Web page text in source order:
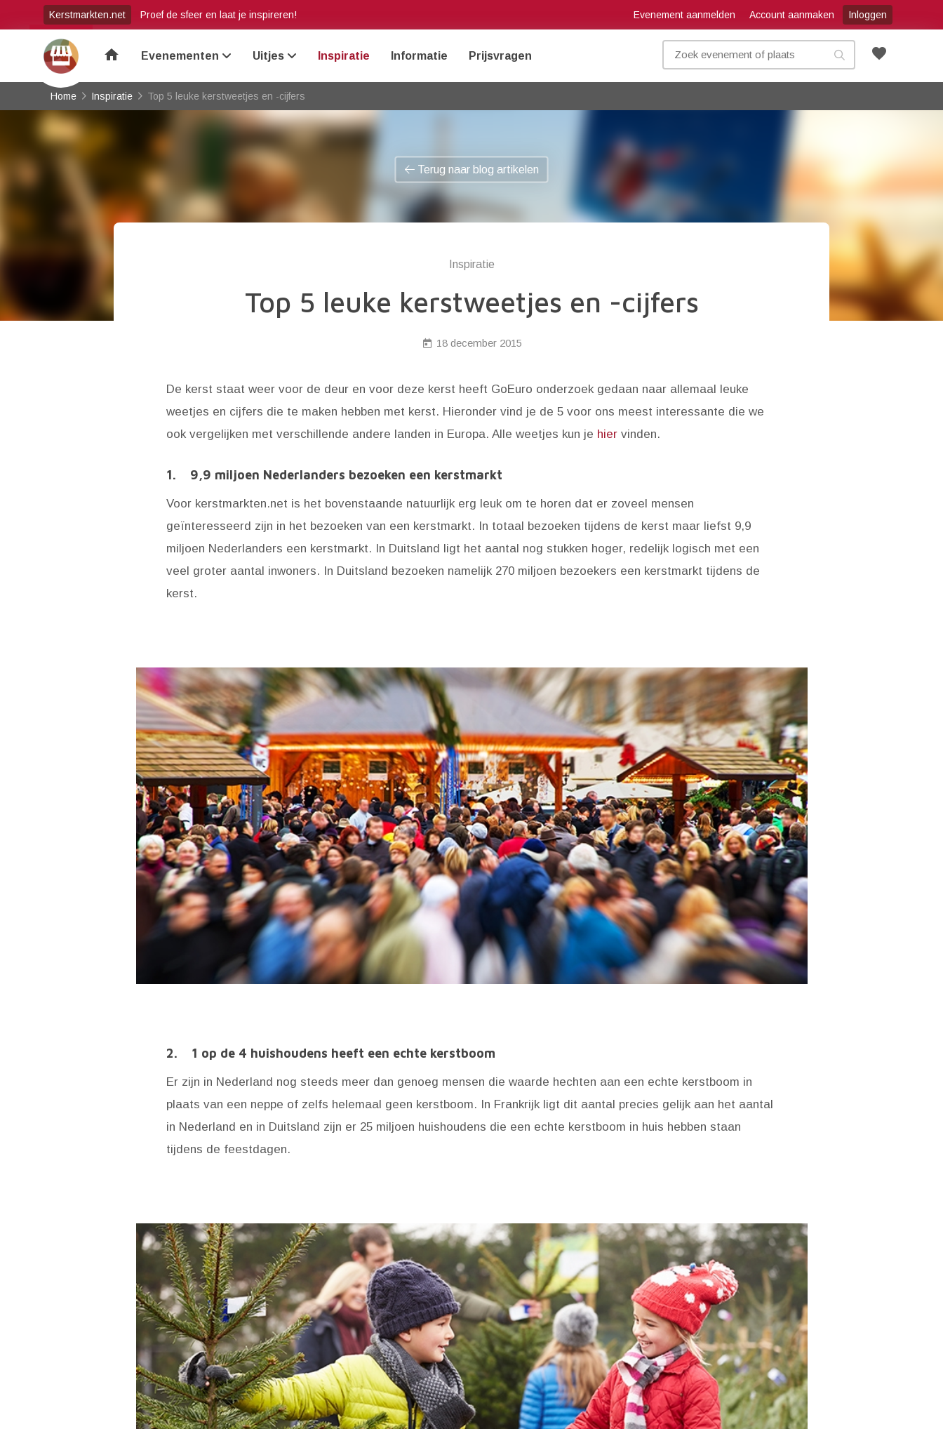
Kerstmarkten.net Proef de sfeer en laat je inspireren! Evenement aanmelden Account aanmaken Inloggen
favorite
home Evenementen Uitjes Inspiratie Informatie Prijsvragen
Home Inspiratie Top 5 leuke kerstweetjes en -cijfers
Terug naar blog artikelen
Inspiratie
Top 5 leuke kerstweetjes en -cijfers
18 december 2015
De kerst staat weer voor de deur en voor deze kerst heeft GoEuro onderzoek gedaan naar allemaal leuke
weetjes en cijfers die te maken hebben met kerst. Hieronder vind je de 5 voor ons meest interessante die we
ook vergelijken met verschillende andere landen in Europa. Alle weetjes kun je hier vinden.
1. 9,9 miljoen Nederlanders bezoeken een kerstmarkt
Voor kerstmarkten.net is het bovenstaande natuurlijk erg leuk om te horen dat er zoveel mensen
geïnteresseerd zijn in het bezoeken van een kerstmarkt. In totaal bezoeken tijdens de kerst maar liefst 9,9
miljoen Nederlanders een kerstmarkt. In Duitsland ligt het aantal nog stukken hoger, redelijk logisch met een
veel groter aantal inwoners. In Duitsland bezoeken namelijk 270 miljoen bezoekers een kerstmarkt tijdens de
kerst.
2. 1 op de 4 huishoudens heeft een echte kerstboom
Er zijn in Nederland nog steeds meer dan genoeg mensen die waarde hechten aan een echte kerstboom in
plaats van een neppe of zelfs helemaal geen kerstboom. In Frankrijk ligt dit aantal precies gelijk aan het aantal
in Nederland en in Duitsland zijn er 25 miljoen huishoudens die een echte kerstboom in huis hebben staan
tijdens de feestdagen.